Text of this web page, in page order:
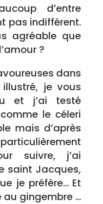
d’entre
pas indifférent.
agréable que
?
dans
je vous
et j’ai testé
le céleri
mais d’après
suivre, j’ai
saint Jacques,
je préfère… Et
au gingembre …